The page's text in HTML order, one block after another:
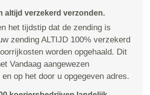
altijd verzekerd verzonden.
het tijdstip dat de zending is
zending ALTIJD 100% verzekerd
worden opgehaald. Dit
Vandaag aangewezen
op het door u opgegeven adres.